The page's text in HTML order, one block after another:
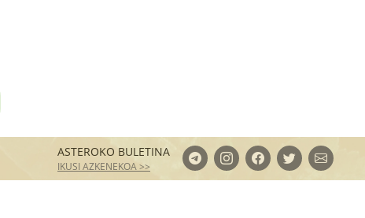
ASTEROKO BULETINA
IKUSI AZKENEKOA >>